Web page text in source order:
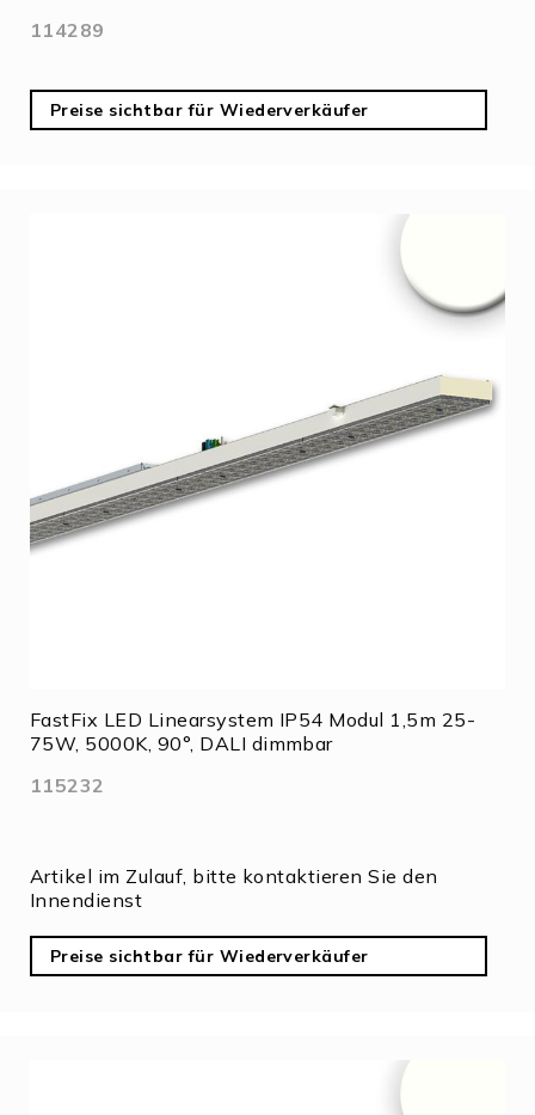
114289
Preise sichtbar für Wiederverkäufer
FastFix LED Linearsystem IP54 Modul 1,5m 25-
75W, 5000K, 90°, DALI dimmbar
115232
Artikel im Zulauf, bitte kontaktieren Sie den
Innendienst
Preise sichtbar für Wiederverkäufer